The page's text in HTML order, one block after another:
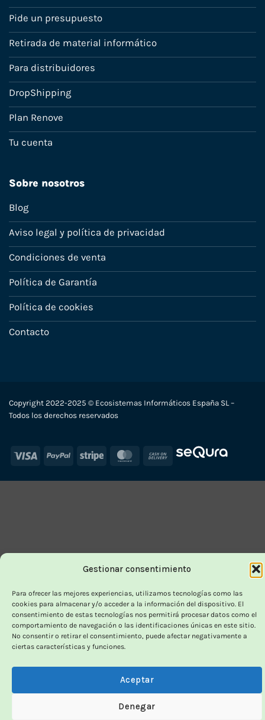
Gestionar consentimiento
Para ofrecer las mejores experiencias, utilizamos tecnologías como las
cookies para almacenar y/o acceder a la información del dispositivo. El
consentimiento de estas tecnologías nos permitirá procesar datos como el
comportamiento de navegación o las identificaciones únicas en este sitio.
No consentir o retirar el consentimiento, puede afectar negativamente a
ciertas características y funciones.
Aceptar
Denegar
Pide un presupuesto
Retirada de material informático
Para distribuidores
DropShipping
Plan Renove
Tu cuenta
Sobre nosotros
Blog
Aviso legal y política de privacidad
Condiciones de venta
Política de Garantía
Política de cookies
Contacto
Copyright 2022-2025 © Ecosistemas Informáticos España SL –
Todos los derechos reservados
Visa PayPal Stripe MasterCard
Cash